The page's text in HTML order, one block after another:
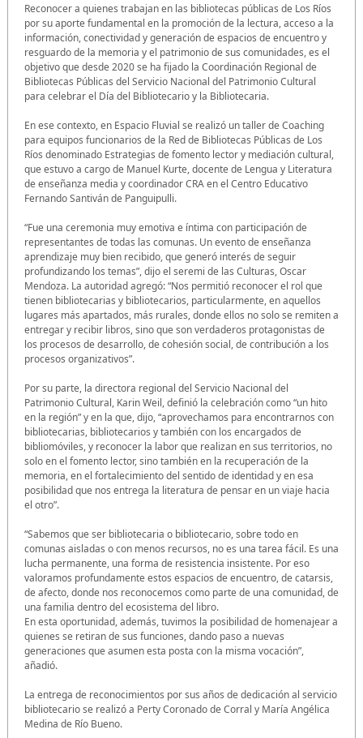
Reconocer a quienes trabajan en las bibliotecas públicas de Los Ríos
por su aporte fundamental en la promoción de la lectura, acceso a la
información, conectividad y generación de espacios de encuentro y
resguardo de la memoria y el patrimonio de sus comunidades, es el
objetivo que desde 2020 se ha fijado la Coordinación Regional de
Bibliotecas Públicas del Servicio Nacional del Patrimonio Cultural
para celebrar el Día del Bibliotecario y la Bibliotecaria.
En ese contexto, en Espacio Fluvial se realizó un taller de Coaching
para equipos funcionarios de la Red de Bibliotecas Públicas de Los
Ríos denominado Estrategias de fomento lector y mediación cultural,
que estuvo a cargo de Manuel Kurte, docente de Lengua y Literatura
de enseñanza media y coordinador CRA en el Centro Educativo
Fernando Santiván de Panguipulli.
“Fue una ceremonia muy emotiva e íntima con participación de
representantes de todas las comunas. Un evento de enseñanza
aprendizaje muy bien recibido, que generó interés de seguir
profundizando los temas”, dijo el seremi de las Culturas, Oscar
Mendoza. La autoridad agregó: “Nos permitió reconocer el rol que
tienen bibliotecarias y bibliotecarios, particularmente, en aquellos
lugares más apartados, más rurales, donde ellos no solo se remiten a
entregar y recibir libros, sino que son verdaderos protagonistas de
los procesos de desarrollo, de cohesión social, de contribución a los
procesos organizativos”.
Por su parte, la directora regional del Servicio Nacional del
Patrimonio Cultural, Karin Weil, definió la celebración como “un hito
en la región” y en la que, dijo, “aprovechamos para encontrarnos con
bibliotecarias, bibliotecarios y también con los encargados de
bibliomóviles, y reconocer la labor que realizan en sus territorios, no
solo en el fomento lector, sino también en la recuperación de la
memoria, en el fortalecimiento del sentido de identidad y en esa
posibilidad que nos entrega la literatura de pensar en un viaje hacia
el otro”.
“Sabemos que ser bibliotecaria o bibliotecario, sobre todo en
comunas aisladas o con menos recursos, no es una tarea fácil. Es una
lucha permanente, una forma de resistencia insistente. Por eso
valoramos profundamente estos espacios de encuentro, de catarsis,
de afecto, donde nos reconocemos como parte de una comunidad, de
una familia dentro del ecosistema del libro.
En esta oportunidad, además, tuvimos la posibilidad de homenajear a
quienes se retiran de sus funciones, dando paso a nuevas
generaciones que asumen esta posta con la misma vocación”,
añadió.
La entrega de reconocimientos por sus años de dedicación al servicio
bibliotecario se realizó a Perty Coronado de Corral y María Angélica
Medina de Río Bueno.